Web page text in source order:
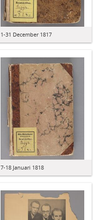
1-31 December 1817
7-18 Januari 1818